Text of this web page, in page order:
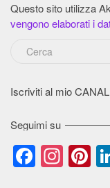
Questo sito utilizza
vengono elaborati i
Iscriviti al mio
Seguimi su